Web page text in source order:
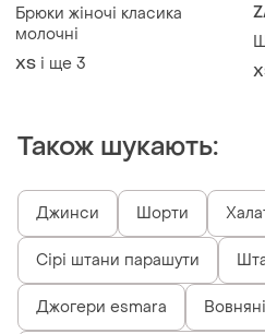
Брюки жіночі класика
молочні
ХS і ще 3
Також шукають:
Джинси Шорти
Сірі штани парашути
Джогери esmara